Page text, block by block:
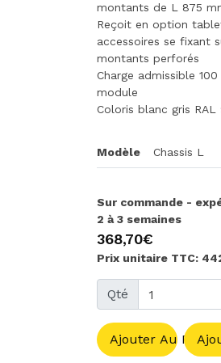
montants de L 875
Reçoit en option
accessoires se fixant
montants perforés
Charge admissible
module
Coloris blanc gris RAL
Modèle Chassis L
Sur commande -
2 à 3 semaines
368,70€
Prix unitaire TTC:
Qté
Ajouter Au Panier